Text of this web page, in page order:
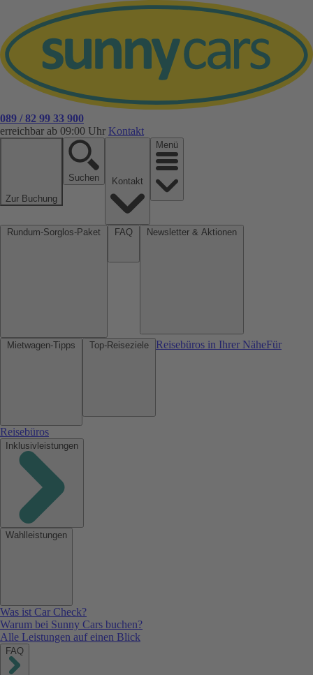
089 / 82 99 33 900
erreichbar ab 09:00 Uhr Kontakt
Zur Buchung
Suchen
Menü
Reisebüros in Ihrer NäheFür
Reisebüros
Inklusivleistungen
Wahlleistungen
Was ist Car Check?
Warum bei Sunny Cars buchen?
Alle Leistungen auf einen Blick
FAQ